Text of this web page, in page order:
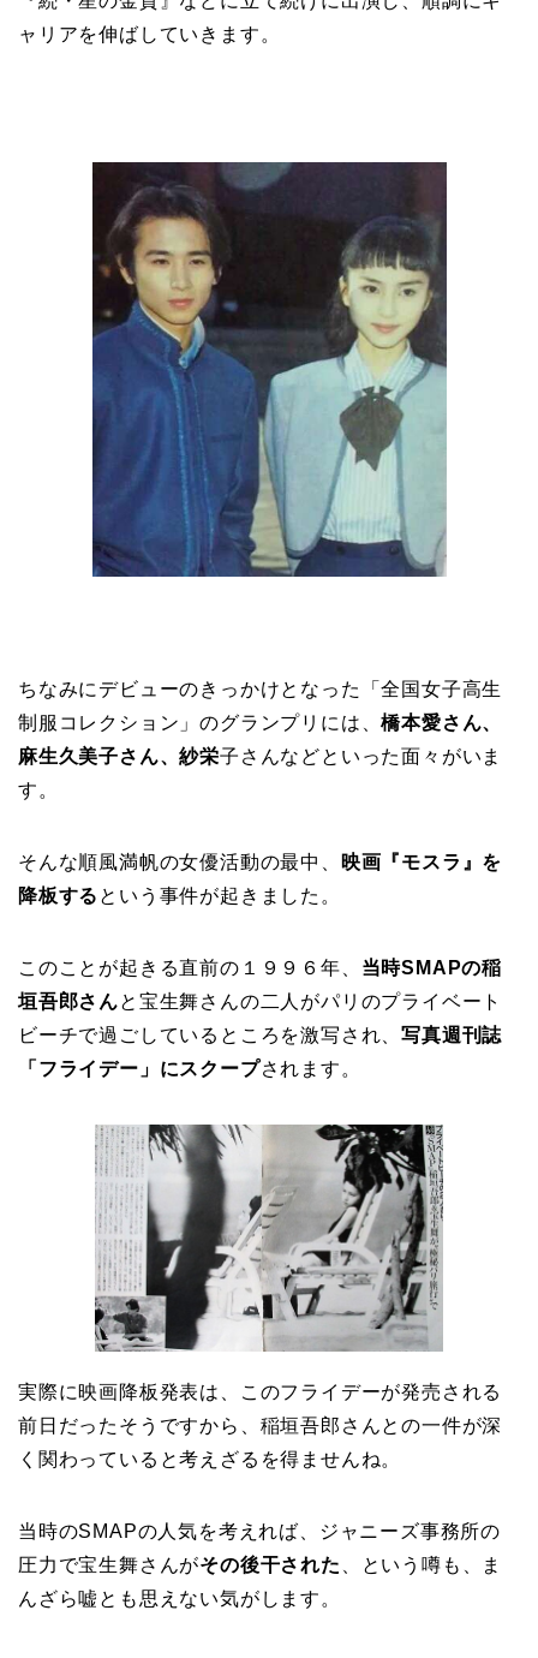
ャリアを伸ばしていきます。
ちなみにデビューのきっかけとなった「全国女子高生
制服コレクション」のグランプリには、橋本愛さん、
麻生久美子さん、紗栄子さんなどといった面々がいま
す。
そんな順風満帆の女優活動の最中、
映画『モスラ』を
降板する という事件が起きました。
このことが起きる直前の１９９６年、 当時SMAPの稲
垣吾郎さんと宝生舞さんの二人がパリのプライベート
ビーチで過ごしているところを激写され、写真週刊誌
「フライデー」にスクープされます。
実際に映画降板発表は、このフライデーが発売される
前日だったそうですから、稲垣吾郎さんとの一件が深
く関わっていると考えざるを得ませんね。
当時のSMAPの人気を考えれば、ジャニーズ事務所の
圧力で宝生舞さんがその後干された
、という噂も、ま
んざら嘘とも思えない気がします。